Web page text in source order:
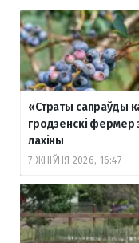
«Страты сапраўды
гродзенскі фермер
лахіны
7 ЖНІЎНЯ 2026, 16:47